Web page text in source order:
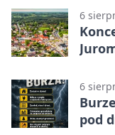
6
6
pod